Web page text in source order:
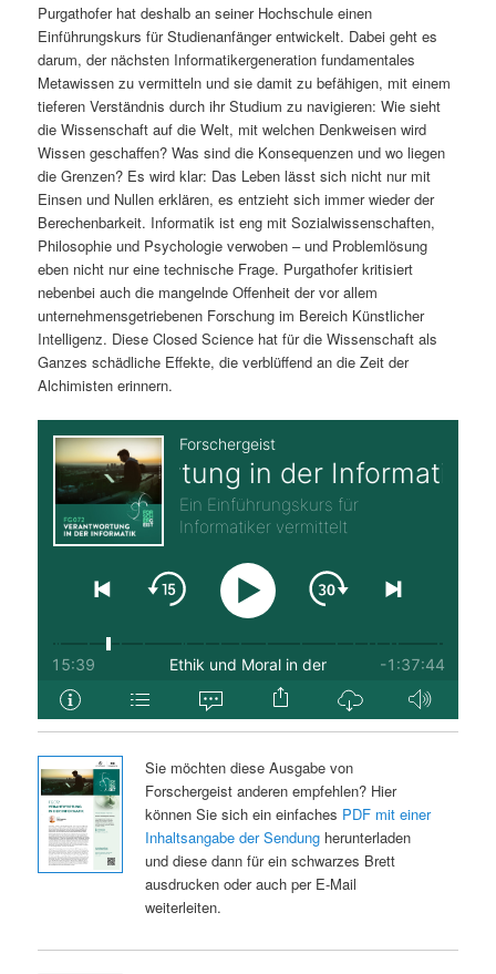
n
Purgathofer hat deshalb an seiner Hochschule einen
Einführungskurs für Studienanfänger entwickelt. Dabei geht es
darum, der nächsten Informatikergeneration fundamentales
Metawissen zu vermitteln und sie damit zu befähigen, mit einem
tieferen Verständnis durch ihr Studium zu navigieren: Wie sieht
die Wissenschaft auf die Welt, mit welchen Denkweisen wird
Wissen geschaffen? Was sind die Konsequenzen und wo liegen
die Grenzen? Es wird klar: Das Leben lässt sich nicht nur mit
Einsen und Nullen erklären, es entzieht sich immer wieder der
Berechenbarkeit. Informatik ist eng mit Sozialwissenschaften,
Philosophie und Psychologie verwoben – und Problemlösung
eben nicht nur eine technische Frage. Purgathofer kritisiert
nebenbei auch die mangelnde Offenheit der vor allem
unternehmensgetriebenen Forschung im Bereich Künstlicher
Intelligenz. Diese Closed Science hat für die Wissenschaft als
Ganzes schädliche Effekte, die verblüffend an die Zeit der
Alchimisten erinnern.
Sie möchten diese Ausgabe von
Forschergeist anderen empfehlen? Hier
können Sie sich ein einfaches PDF mit einer
Inhaltsangabe der Sendungherunterladen
und diese dann für ein schwarzes Brett
ausdrucken oder auch per E-Mail
weiterleiten.